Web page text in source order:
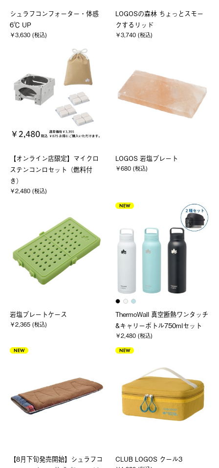
シュラフコンフォーター・体感
6℃ UP
￥3,630 (税込)
LOGOSの森林 ちょっとスモー
クするリッド
￥3,740 (税込)
【オンライン店限定】マイクロ
ステンコンロセット（燃料付
き）
￥2,480 (税込)
LOGOS 岩塩プレート
￥680 (税込)
岩塩プレートケース
￥2,365 (税込)
NEW
ThermoWall 真空断熱ワンタッチ
&キャリーボトル750mlセット
￥2,480 (税込)
NEW
【8月下旬発売開始】シュラフコ
NEW
CLUB LOGOS クール3